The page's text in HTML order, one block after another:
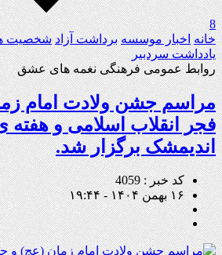
8
خانه اخبار موسسه برداشت آزاد شخصیت
یادداشت سردبیر
روابط عمومی فرهنگی نغمه های عشق
مراسم جشن ولادت امام
فجر انقلاب اسلامی و هفته
اندیمشک برگزار شد.
کد خبر : 4059
۱۶ بهمن ۱۴۰۴ - ۱۹:۴۴